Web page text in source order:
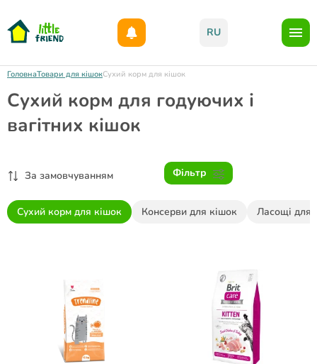
RU
ГоловнаТовари для кішокСухий корм для кішок
Сухий корм для годуючих і
вагітних кішок
За замовчуванням Фільтр
Сухий корм для кішок Консерви для кішок Ласощі для